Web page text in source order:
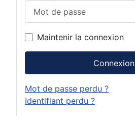
Maintenir la connexion
Connexion
Mot de passe perdu ?
Identifiant perdu ?